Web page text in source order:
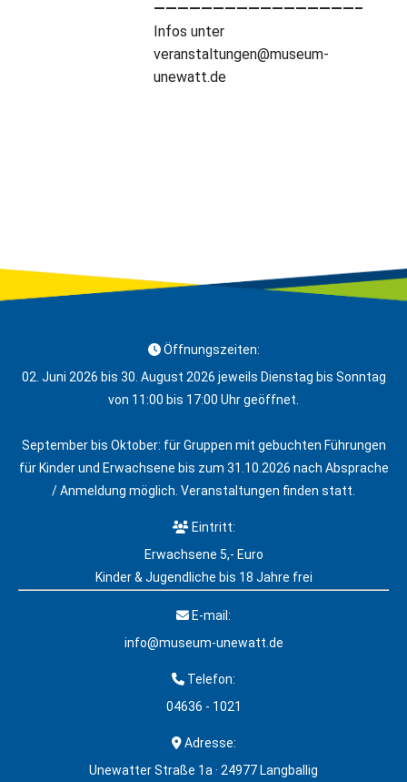
—————————————————–
Infos unter
veranstaltungen@museum-
unewatt.de
Öffnungszeiten:
02. Juni 2026 bis 30. August 2026 jeweils Dienstag bis Sonntag
von 11:00 bis 17:00 Uhr geöffnet.
September bis Oktober: für Gruppen mit gebuchten Führungen
für Kinder und Erwachsene bis zum 31.10.2026 nach Absprache
/ Anmeldung möglich. Veranstaltungen finden statt.
Eintritt:
Erwachsene 5,- Euro
Kinder & Jugendliche bis 18 Jahre frei
E-mail:
info@museum-unewatt.de
Telefon:
04636 - 1021
Adresse:
Unewatter Straße 1a · 24977 Langballig